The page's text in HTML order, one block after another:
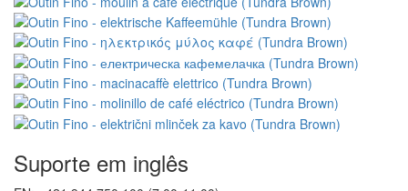
Suporte em inglês